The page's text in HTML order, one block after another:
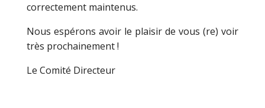
correctement maintenus.
Nous espérons avoir le plaisir de vous (re) voir
très prochainement !
Le Comité Directeur